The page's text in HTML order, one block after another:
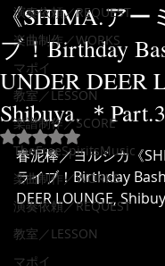
演奏依頼／REQUEST
楽曲制作／WORKS
マポイ
教室／LESSON
楽譜制作／SCORE
TheFreeSpiritsMusic
楽曲制作／WORKS
演奏依頼／REQUEST
教室／LESSON
マポイ
《SHIMA.アー
ブ！Birthday
UNDER DEER
Shibuya. ＊Part.3
5つ星のうちNaNと評
春泥棒／ヨルシカ《
ライブ！Birthday
DEER LOUNGE,